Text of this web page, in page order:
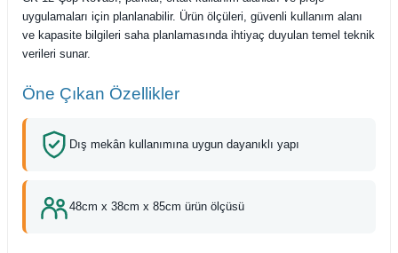
uygulamaları için planlanabilir. Ürün ölçüleri, güvenli kullanım alanı
ve kapasite bilgileri saha planlamasında ihtiyaç duyulan temel teknik
verileri sunar.
Öne Çıkan Özellikler
Dış mekân kullanımına uygun dayanıklı yapı
48cm x 38cm x 85cm ürün ölçüsü